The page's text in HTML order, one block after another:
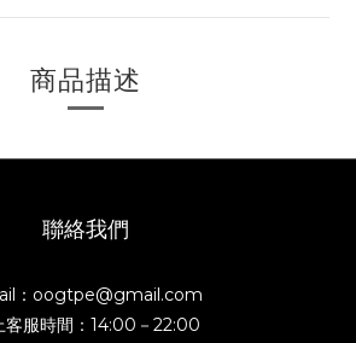
商品描述
聯絡我們
：oogtpe@gmail.com
客服時間：14:00－22:00